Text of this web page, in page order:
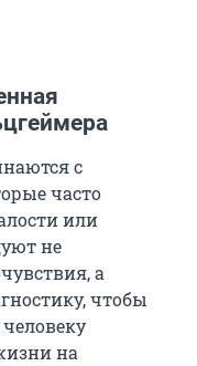
с
часто
или
не
а
чтобы
на